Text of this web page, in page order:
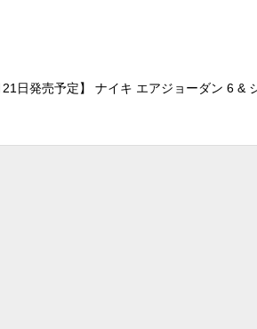
21日発売予定】 ナイキ エアジョーダン 6 &